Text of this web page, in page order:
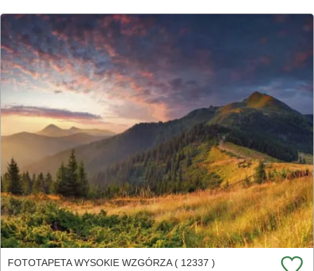
FOTOTAPETA WYSOKIE WZGÓRZA ( 12337 )